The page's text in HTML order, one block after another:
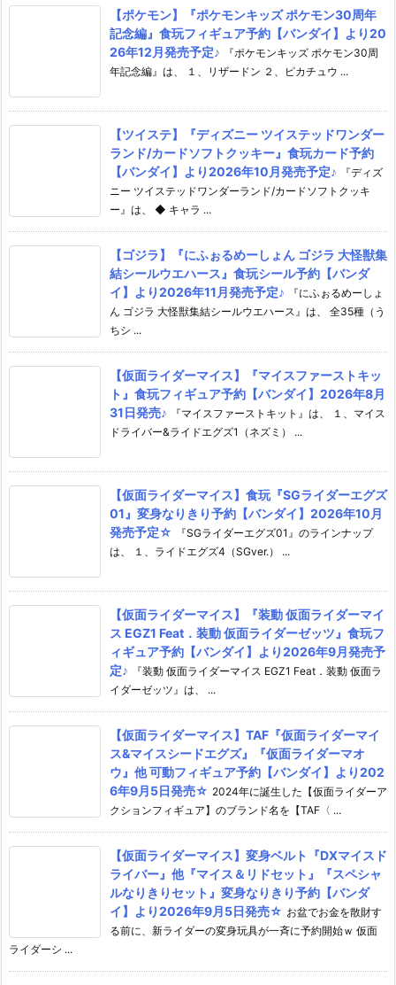
【ポケモン】『ポケモンキッズ ポケモン30周年
記念編』食玩フィギュア予約【バンダイ】より20
26年12月発売予定♪
『ポケモンキッズ ポケモン30周
年記念編』は、 １、リザードン ２、ピカチュウ ...
【ツイステ】『ディズニー ツイステッドワンダー
ランド/カードソフトクッキー』食玩カード予約
【バンダイ】より2026年10月発売予定♪
『ディズ
ニー ツイステッドワンダーランド/カードソフトクッキ
ー』は、 ◆ キャラ ...
【ゴジラ】『にふぉるめーしょん ゴジラ 大怪獣集
結シールウエハース』食玩シール予約【バンダ
イ】より2026年11月発売予定♪
『にふぉるめーしょ
ん ゴジラ 大怪獣集結シールウエハース』は、 全35種（う
ちシ ...
【仮面ライダーマイス】『マイスファーストキッ
ト』食玩フィギュア予約【バンダイ】2026年8月
31日発売♪
『マイスファーストキット』は、 １、マイス
ドライバー&ライドエグズ1（ネズミ） ...
【仮面ライダーマイス】食玩『SGライダーエグズ
01』変身なりきり予約【バンダイ】2026年10月
発売予定☆
『SGライダーエグズ01』のラインナップ
は、 １、ライドエグズ4（SGver.） ...
【仮面ライダーマイス】『装動 仮面ライダーマイ
ス EGZ1 Feat．装動 仮面ライダーゼッツ』食玩フ
ィギュア予約【バンダイ】より2026年9月発売予
定♪
『装動 仮面ライダーマイス EGZ1 Feat．装動 仮面ラ
イダーゼッツ』は、 ...
【仮面ライダーマイス】TAF『仮面ライダーマイ
ス&マイスシードエグズ』『仮面ライダーマオ
ウ』他 可動フィギュア予約【バンダイ】より202
6年9月5日発売☆ 2024年に誕生した【仮面ライダーア
クションフィギュア】のブランド名を【TAF〈 ...
【仮面ライダーマイス】変身ベルト『DXマイスド
ライバー』他『マイス＆リドセット』『スペシャ
ルなりきりセット』変身なりきり予約【バンダ
イ】より2026年9月5日発売☆ お盆でお金を散財す
る前に、新ライダーの変身玩具が一斉に予約開始ｗ 仮面
ライダーシ ...